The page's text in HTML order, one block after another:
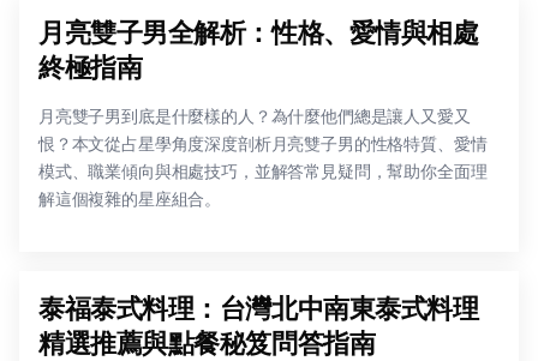
月亮雙子男全解析：性格、愛情與相處
終極指南
月亮雙子男到底是什麼樣的人？為什麼他們總是讓人又愛又
恨？本文從占星學角度深度剖析月亮雙子男的性格特質、愛情
模式、職業傾向與相處技巧，並解答常見疑問，幫助你全面理
解這個複雜的星座組合。
泰福泰式料理：台灣北中南東泰式料理
精選推薦與點餐秘笈問答指南